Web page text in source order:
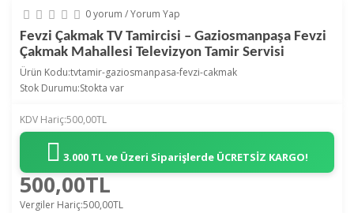
0 yorum /Yorum Yap
Fevzi Çakmak TV Tamircisi – Gaziosmanpaşa Fevzi
Çakmak Mahallesi Televizyon Tamir Servisi
Ürün Kodu:tvtamir-gaziosmanpasa-fevzi-cakmak
Stok Durumu:Stokta var
KDV Hariç:500,00TL
3.000 TL ve Üzeri Siparişlerde ÜCRETSİZ KARGO!
500,00TL
Vergiler Hariç:500,00TL